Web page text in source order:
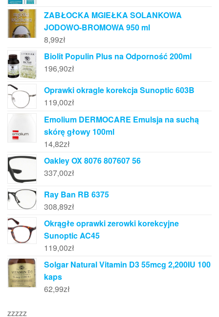
ZABŁOCKA MGIEŁKA SOLANKOWA
JODOWO-BROMOWA 950 ml
8,99zł
Biolit Populin Plus na Odporność 200ml
196,90zł
Oprawki okragle korekcja Sunoptic 603B
119,00zł
Emolium DERMOCARE Emulsja na suchą
skórę głowy 100ml
14,82zł
Oakley OX 8076 807607 56
337,00zł
Ray Ban RB 6375
308,89zł
Okrągłe oprawki zerowki korekcyjne
Sunoptic AC45
119,00zł
Solgar Natural Vitamin D3 55mcg 2,200IU 100
kaps
62,99zł
zzzzz